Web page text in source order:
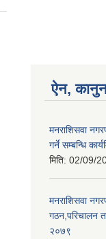
ऐन, कानुन
मनराशिसवा
गर्ने सम्बन्धि
मिति: 02/09/
मनराशिसवा
गठन,परिचालन
२०७९